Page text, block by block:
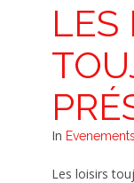
LES
In Evenements
Les loisirs